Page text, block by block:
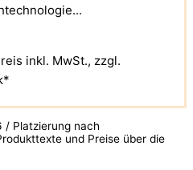
inkl. MwSt., zzgl.
/ Platzierung nach
und Preise über die